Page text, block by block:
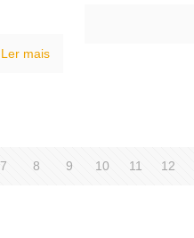
Ler mais
7 8 9 10 11 12